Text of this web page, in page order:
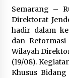
Semarang –
Direktorat
hadir dalam
dan
Wilayah
(19/08).
Khusus